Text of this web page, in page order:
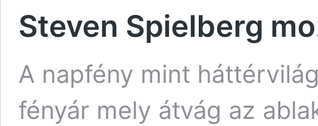
Steven Spielberg
A napfény mint
fényár mely átvág az